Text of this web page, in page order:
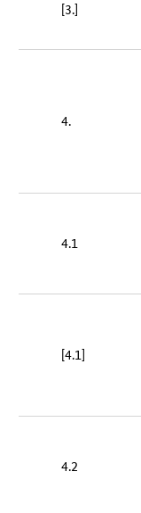
[3.]
4.
4.1
[4.1]
4.2